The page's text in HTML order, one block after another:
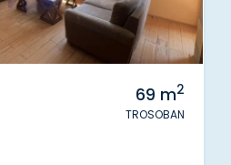
69 m2
TROSOBAN